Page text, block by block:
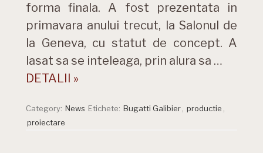
forma finala. A fost prezentata in
primavara anului trecut, la Salonul de
la Geneva, cu statut de concept. A
lasat sa se inteleaga, prin alura sa …
DETALII »
Category: News Etichete: Bugatti Galibier productie
proiectare